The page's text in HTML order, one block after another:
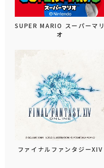
SUPER MARIO スーパーマリ
オ
ファイナルファンタジーXIV